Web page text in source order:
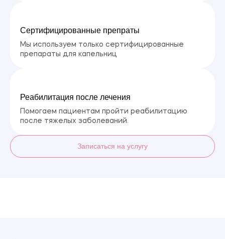
Записаться на услугу
Сертифицированные препраты
Мы используем только сертифицированные
препараты для капельниц
Реабилитация после лечения
Помогаем пациентам пройти реабилитацию
после тяжелых заболеваний.